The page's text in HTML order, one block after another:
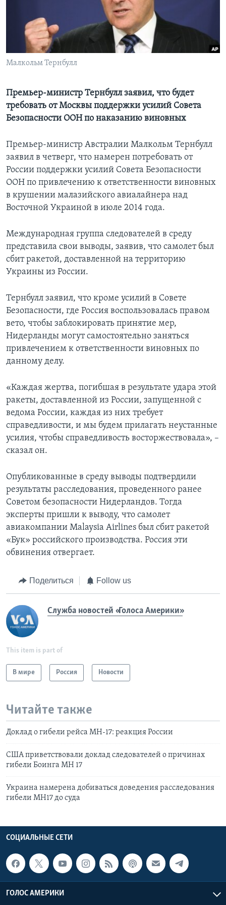
Learning English
СОЦИАЛЬНЫЕ СЕТИ
Языки
Малкольм Тернбулл
Премьер-министр Тернбулл заявил, что будет
требовать от Москвы поддержки усилий Совета
Безопасности ООН по наказанию виновных
Премьер-министр Австралии Малкольм Тернбулл
заявил в четверг, что намерен потребовать от
России поддержки усилий Совета Безопасности
ООН по привлечению к ответственности виновных
в крушении малазийского авиалайнера над
Восточной Украиной в июле 2014 года.
Международная группа следователей в среду
представила свои выводы, заявив, что самолет был
сбит ракетой, доставленной на территорию
Украины из России.
Тернбулл заявил, что кроме усилий в Совете
Безопасности, где Россия воспользовалась правом
вето, чтобы заблокировать принятие мер,
Нидерланды могут самостоятельно заняться
привлечением к ответственности виновных по
данному делу.
«Каждая жертва, погибшая в результате удара этой
ракеты, доставленной из России, запущенной с
ведома России, каждая из них требует
справедливости, и мы будем прилагать неустанные
усилия, чтобы справедливость восторжествовала», –
сказал он.
Опубликованные в среду выводы подтвердили
результаты расследования, проведенного ранее
Советом безопасности Нидерландов. Тогда
эксперты пришли к выводу, что самолет
авиакомпании Malaysia Airlines был сбит ракетой
«Бук» российского производства. Россия эти
обвинения отвергает.
Поделиться Follow us
Служба новостей «Голоса Америки»
This item is part of
В мире Россия Новости
Читайте также
Доклад о гибели рейса MH-17: реакция России
США приветствовали доклад следователей о причинах
гибели Боинга MH 17
Украина намерена добиваться доведения расследования
гибели МН17 до суда
СОЦИАЛЬНЫЕ СЕТИ
ГОЛОС АМЕРИКИ